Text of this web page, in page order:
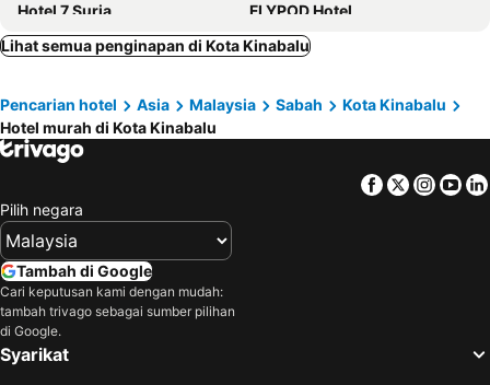
Hotel 7 Suria
FLYPOD Hotel
Gaya Centre Hotel
Raia Hotel Kota Kinabalu
Cititel Express Kota Kinabalu
Le Méridien Kota Kinabalu
Sabah Oriental Hotel
Dreamtel Kota Kinabalu
Tang Dynasty Park Hotel
The SIGAR Hotel at Sutera Bay
Hilton Kota Kinabalu
Horizon Hotel
Tang Dynasty Bay Hotel
Kinabalu Daya Hotel
The Klagan Riverson Hotel & Residence
C'haya Hotel
Lihat semua penginapan di Kota Kinabalu
Pencarian hotel Asia Malaysia Sabah
Kota Kinabalu
Hotel murah di Kota Kinabalu
Facebook
Twitter
Pilih negara
Tambah di Google
Cari keputusan kami dengan mudah:
tambah trivago sebagai sumber pilihan
di Google.
Syarikat